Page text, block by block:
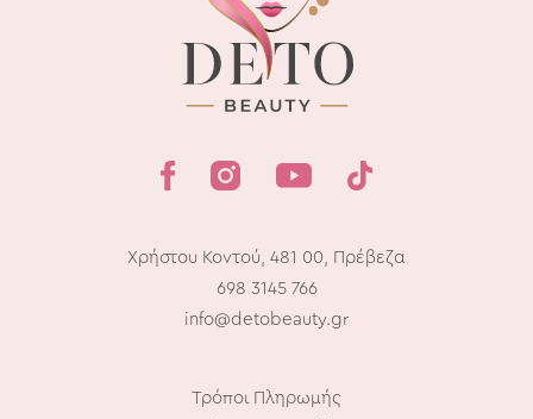
Χρήστου Κοντού, 481 00, Πρέβεζα
698 3145 766
info@detobeauty.gr
Τρόποι Πληρωμής